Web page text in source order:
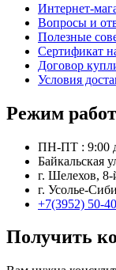
Интернет-
Вопросы и
Полезные
Сертификат
Договор
Условия
Режим
ПН-ПТ : 9:00
Байкальская
г. Шелехов, 8-
г. Усолье-
+7(3952) 50-
Получить